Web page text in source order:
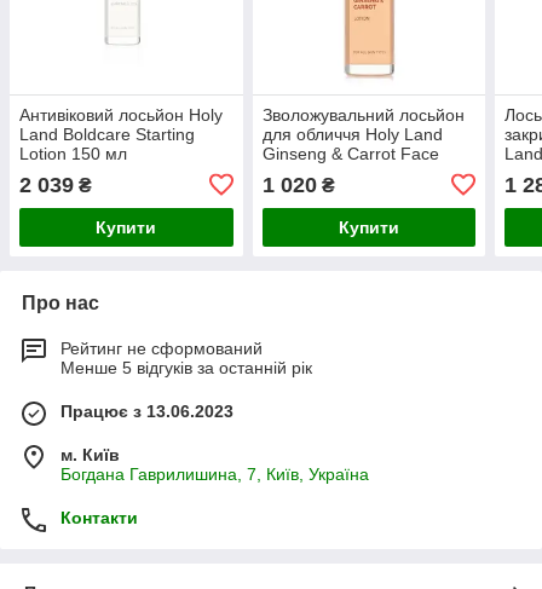
Антивіковий лосьйон Holy
Land Boldcare Starting
Lotion 150 мл
2 039 ₴
Купити
Зволожувальний лосьйон
для обличчя Holy Land
Ginseng & Carrot Face
1 020₴
Купити
1
Про нас
Рейтинг не сформований
Менше 5 відгуків за останній рік
Працює з 13.06.2023
м. Київ
Богдана Гаврилишина, 7, Київ, Україна
Контакти